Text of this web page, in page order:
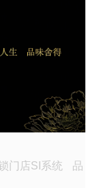
门店SI系统
品